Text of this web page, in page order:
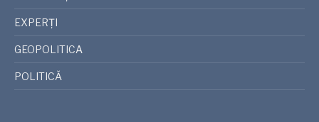
EXPERȚI
GEOPOLITICA
POLITICĂ